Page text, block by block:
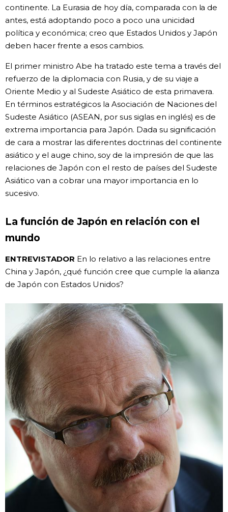
continente. La Eurasia de hoy día, comparada con la de
antes, está adoptando poco a poco una unicidad
política y económica; creo que Estados Unidos y Japón
deben hacer frente a esos cambios.
El primer ministro Abe ha tratado este tema a través del
refuerzo de la diplomacia con Rusia, y de su viaje a
Oriente Medio y al Sudeste Asiático de esta primavera.
En términos estratégicos la Asociación de Naciones del
Sudeste Asiático (ASEAN, por sus siglas en inglés) es de
extrema importancia para Japón. Dada su significación
de cara a mostrar las diferentes doctrinas del continente
asiático y el auge chino, soy de la impresión de que las
relaciones de Japón con el resto de países del Sudeste
Asiático van a cobrar una mayor importancia en lo
sucesivo.
La función de Japón en relación con el
mundo
ENTREVISTADOR En lo relativo a las relaciones entre
China y Japón, ¿qué función cree que cumple la alianza
de Japón con Estados Unidos?